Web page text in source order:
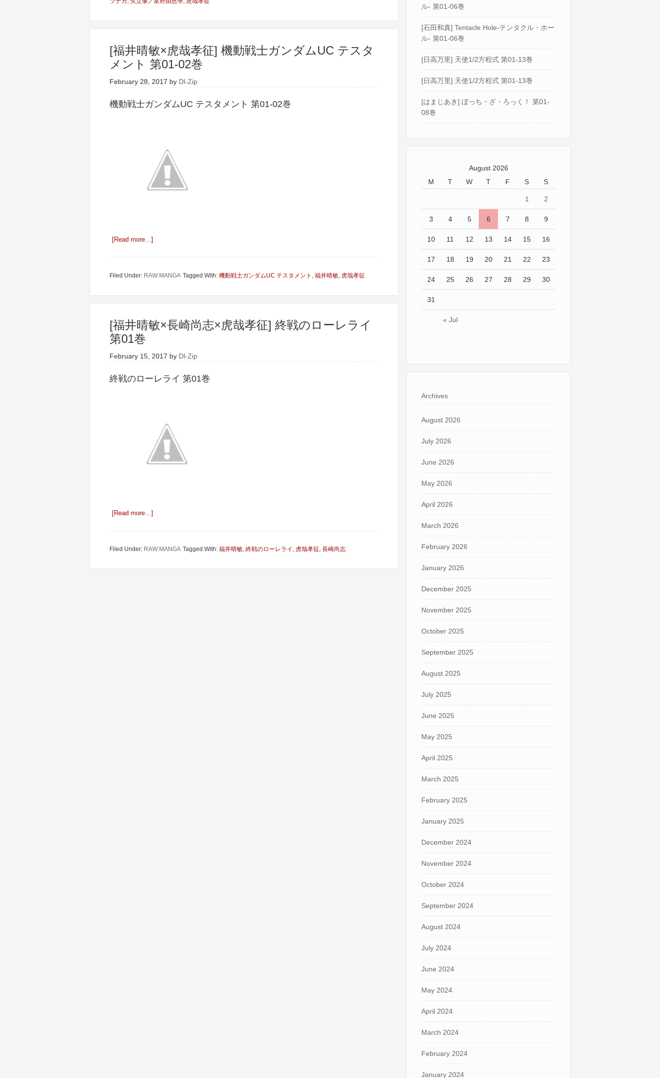
[福井晴敏×虎哉孝征] 機動戦士ガンダムUC テスタ
メント 第01-02巻
February 28, 2017 by Dl-Zip
機動戦士ガンダムUC テスタメント 第01-02巻
[Read more…]
Filed Under: RAW MANGA Tagged With: 機動戦士ガンダムUC テスタメント 福井晴敏 虎哉孝征
[福井晴敏×長崎尚志×虎哉孝征] 終戦のローレライ
第01巻
February 15, 2017 by Dl-Zip
終戦のローレライ 第01巻
[Read more…]
Filed Under: RAW MANGA Tagged With: 福井晴敏 終戦のローレライ 虎哉孝征 長崎尚志
ル- 第01-06巻
[石田和真] Tentacle Hole-テンタクル・ホー
ル- 第01-06巻
[日高万里] 天使1/2方程式 第01-13巻
[日高万里] 天使1/2方程式 第01-13巻
[はまじあき] ぼっち・ざ・ろっく！ 第01-
08巻
August 2026
M
T W T F S S
« Jul
1 2
3 4 5 6 7 8 9
10 11 12 13 14 15 16
17 18 19 20 21 22 23
24 25 26 27 28 29 30
31
Archives
August 2026
July 2026
June 2026
May 2026
April 2026
March 2026
February 2026
January 2026
December 2025
November 2025
October 2025
September 2025
August 2025
July 2025
June 2025
May 2025
April 2025
March 2025
February 2025
January 2025
December 2024
November 2024
October 2024
September 2024
August 2024
July 2024
June 2024
May 2024
April 2024
March 2024
February 2024
January 2024